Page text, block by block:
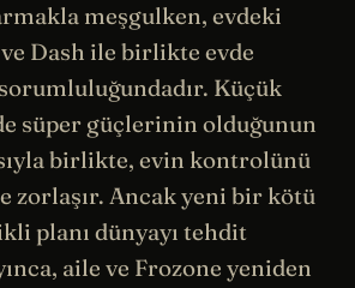
meşgulken, evdeki
Dash ile birlikte evde
Küçük
süper güçlerinin olduğunun
birlikte, evin kontrolünü
zorlaşır. Ancak yeni bir kötü
planı dünyayı tehdit
aile ve Frozone yeniden